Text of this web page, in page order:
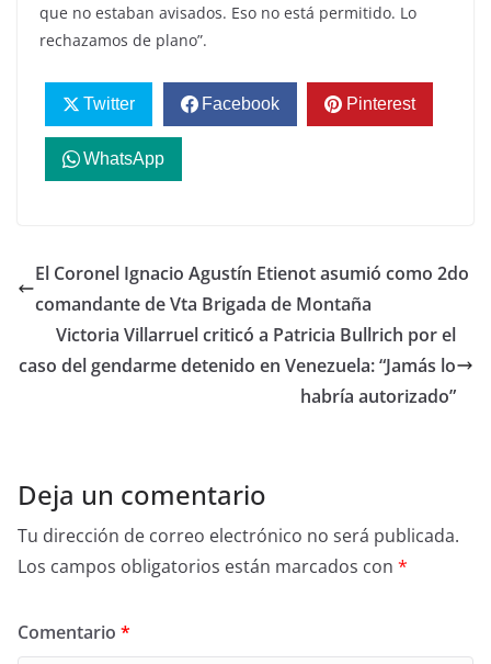
que no estaban avisados. Eso no está permitido. Lo
rechazamos de plano”.
Twitter Facebook Pinterest
WhatsApp
El Coronel Ignacio Agustín Etienot asumió como 2do
comandante de Vta Brigada de Montaña
Victoria Villarruel criticó a Patricia Bullrich por el
caso del gendarme detenido en Venezuela: “Jamás lo
habría autorizado”
Deja un comentario
Tu dirección de correo electrónico no será publicada.
Los campos obligatorios están marcados con *
Comentario *